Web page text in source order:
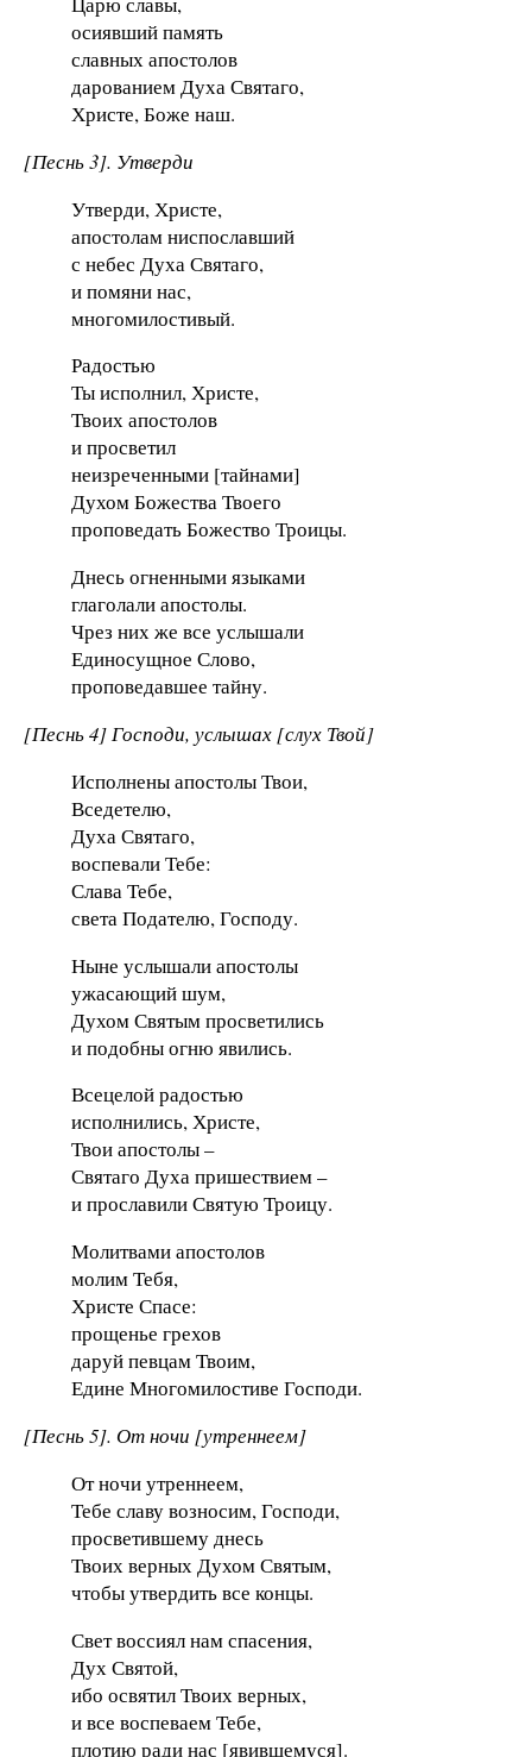
осиявший память
славных апостолов
дарованием Духа Святаго,
Христе, Боже наш.
[Песнь 3]. Утверди
Утверди, Христе,
апостолам ниспославший
с небес Духа Святаго,
и помяни нас,
многомилостивый.
Радостью
Ты исполнил, Христе,
Твоих апостолов
и просветил
неизреченными [тайнами]
Духом Божества Твоего
проповедать Божество Троицы.
Днесь огненными языками
глаголали апостолы.
Чрез них же все услышали
Единосущное Слово,
проповедавшее тайну.
[Песнь 4] Господи, услышах [слух Твой]
Исполнены апостолы Твои,
Вседетелю,
Духа Святаго,
воспевали Тебе:
Слава Тебе,
света Подателю, Господу.
Ныне услышали апостолы
ужасающий шум,
Духом Святым просветились
и подобны огню явились.
Всецелой радостью
исполнились, Христе,
Твои апостолы –
Святаго Духа пришествием –
и прославили Святую Троицу.
Молитвами апостолов
молим Тебя,
Христе Спасе:
прощенье грехов
даруй певцам Твоим,
Едине Многомилостиве Господи.
[Песнь 5]. От ночи [утреннеем]
От ночи утреннеем,
Тебе славу возносим, Господи,
просветившему днесь
Твоих верных Духом Святым,
чтобы утвердить все концы.
Свет воссиял нам спасения,
Дух Святой,
ибо освятил Твоих верных,
и все воспеваем Тебе,
плотию ради нас [явившемуся].